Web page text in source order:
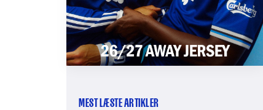
MEST LÆSTE ARTIKLER